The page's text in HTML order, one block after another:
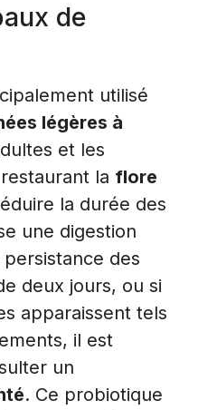
de
utilisé
légères à
et les
la flore
la durée des
une digestion
des
deux jours, ou si
apparaissent tels
il est
un
. Ce probiotique